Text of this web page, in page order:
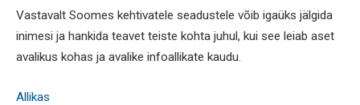
Vastavalt Soomes kehtivatele seadustele võib igaüks jälgida
inimesi ja hankida teavet teiste kohta juhul, kui see leiab aset
avalikus kohas ja avalike infoallikate kaudu.
Allikas